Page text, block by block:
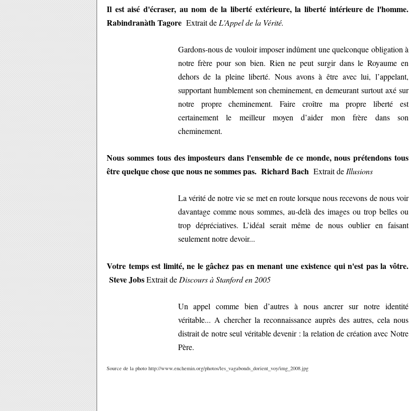
Il est aisé d'écraser, au nom de la liberté extérieure, la liberté intérieure de l'homme.
Rabindranàth Tagore Extrait de L'Appel de la Vérité.
Gardons-nous de vouloir imposer indûment une quelconque obligation à
notre frère pour son bien. Rien ne peut surgir dans le Royaume en
dehors de la pleine liberté. Nous avons à être avec lui, l’appelant,
supportant humblement son cheminement, en demeurant surtout axé sur
notre propre cheminement. Faire croître ma propre liberté est
certainement le meilleur moyen d’aider mon frère dans son
cheminement.
Nous sommes tous des imposteurs dans l'ensemble de ce monde, nous prétendons tous
être quelque chose que nous ne sommes pas. Richard Bach Extrait de Illusions
La vérité de notre vie se met en route lorsque nous recevons de nous voir
davantage comme nous sommes, au-delà des images ou trop belles ou
trop dépréciatives. L’idéal serait même de nous oublier en faisant
seulement notre devoir...
Votre temps est limité, ne le gâchez pas en menant une existence qui n'est pas la vôtre.
Steve JobsExtrait de Discours à Stanford en 2005
Un appel comme bien d’autres à nous ancrer sur notre identité
véritable... A chercher la reconnaissance auprès des autres, cela nous
distrait de notre seul véritable devenir : la relation de création avec Notre
Père.
Source de la photo http://www.enchemin.org/photos/les_vagabonds_dorient_voy/img_2008.jpg